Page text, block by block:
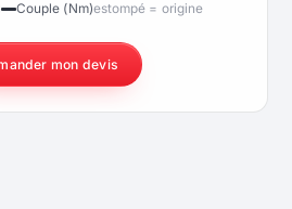
Couple (Nm)estompé = origine
mon devis